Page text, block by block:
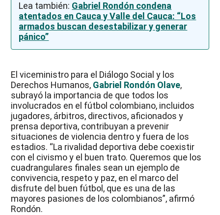
Lea también: Gabriel Rondón condena
atentados en Cauca y Valle del Cauca: “Los
armados buscan desestabilizar y generar
pánico”
El viceministro para el Diálogo Social y los
Derechos Humanos, Gabriel Rondón Olave,
subrayó la importancia de que todos los
involucrados en el fútbol colombiano, incluidos
jugadores, árbitros, directivos, aficionados y
prensa deportiva, contribuyan a prevenir
situaciones de violencia dentro y fuera de los
estadios. “La rivalidad deportiva debe coexistir
con el civismo y el buen trato. Queremos que los
cuadrangulares finales sean un ejemplo de
convivencia, respeto y paz, en el marco del
disfrute del buen fútbol, que es una de las
mayores pasiones de los colombianos”, afirmó
Rondón.